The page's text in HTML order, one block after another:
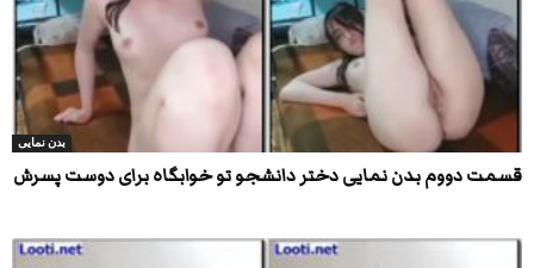
بدن نمایی
قسمت دووم بدن نمایی دختر دانشجو تو خوابگاه برای دوست پسرش